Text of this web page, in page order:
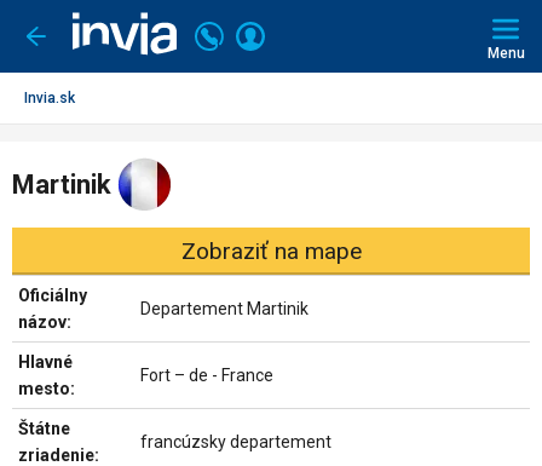
Ísť
späť
Volajte
+421
2
Prihlásiť
Menu
Invia.sk
Martinik
Zobraziť na mape
Oficiálny
názov:
Departement Martinik
Hlavné
mesto:
Fort – de - France
Štátne
zriadenie:
francúzsky departement